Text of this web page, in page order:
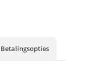
Betalingsopties